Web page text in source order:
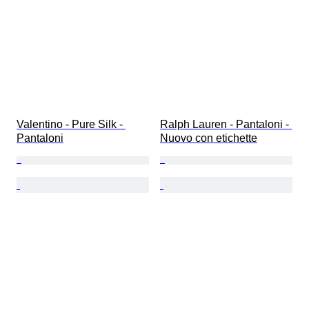
Valentino - Pure Silk -
Pantaloni
Ralph Lauren - Pantaloni -
Nuovo con etichette